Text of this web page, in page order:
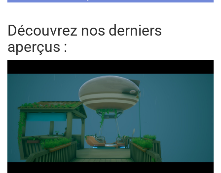
Découvrez nos derniers
aperçus :